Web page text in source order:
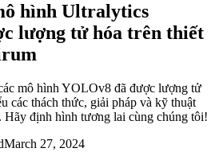
hình Ultralytics
lượng tử hóa trên thiết
mô hình YOLOv8 đã được lượng tử
các thách thức, giải pháp và kỹ thuật
Hãy định hình tương lai cùng chúng tôi!
March 27, 2024